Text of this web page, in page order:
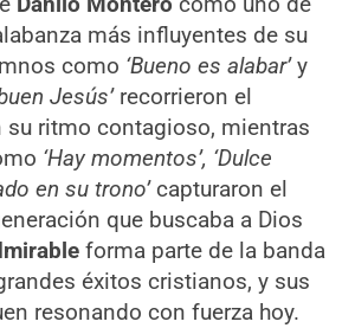
más influyentes de su
como ‘Bueno es alabar’y
Jesús’recorrieron el
su ritmo contagioso, mientras
‘Hay momentos’, ‘Dulce
en su trono’capturaron el
que buscaba a Dios
forma parte de la banda
éxitos cristianos, y sus
resonando con fuerza hoy.